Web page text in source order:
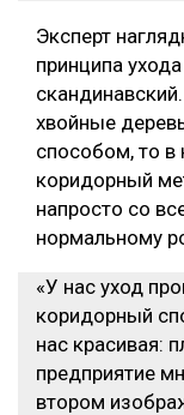
Эксперт
принципа
хвойные
способом, то
коридорный
напросто со
нормальному
«У нас уход
коридорный
нас красивая:
предприятие
втором